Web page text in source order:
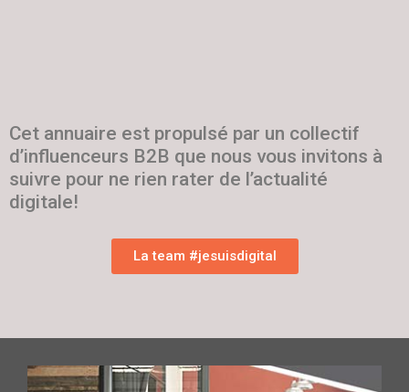
Cet annuaire est propulsé par un collectif
d’influenceurs B2B que nous vous invitons à
suivre pour ne rien rater de l’actualité
digitale!
La team #jesuisdigital